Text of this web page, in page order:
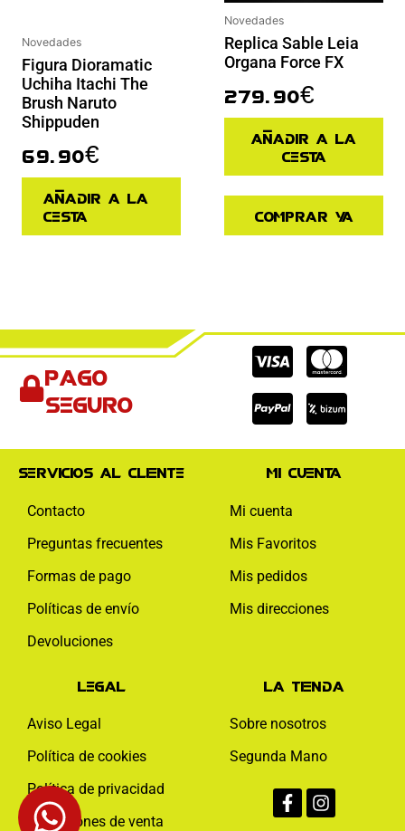
Novedades
Figura Dioramatic
Uchiha Itachi The
Brush Naruto
Shippuden
69.90€
Añadir a la
cesta
Novedades
Replica Sable Leia
Organa Force FX
279.90€
Añadir a la
cesta
Comprar ya
Pago
seguro
Cc-
visa
Cc-
Cc-
paypal
Servicios al cliente
Contacto
Preguntas frecuentes
Formas de pago
Políticas de envío
Devoluciones
Mi cuenta
Mi cuenta
Mis Favoritos
Mis pedidos
Mis direcciones
Legal
Aviso Legal
Política de cookies
Política de privacidad
Condiciones de venta
La tienda
Sobre nosotros
Segunda Mano
f